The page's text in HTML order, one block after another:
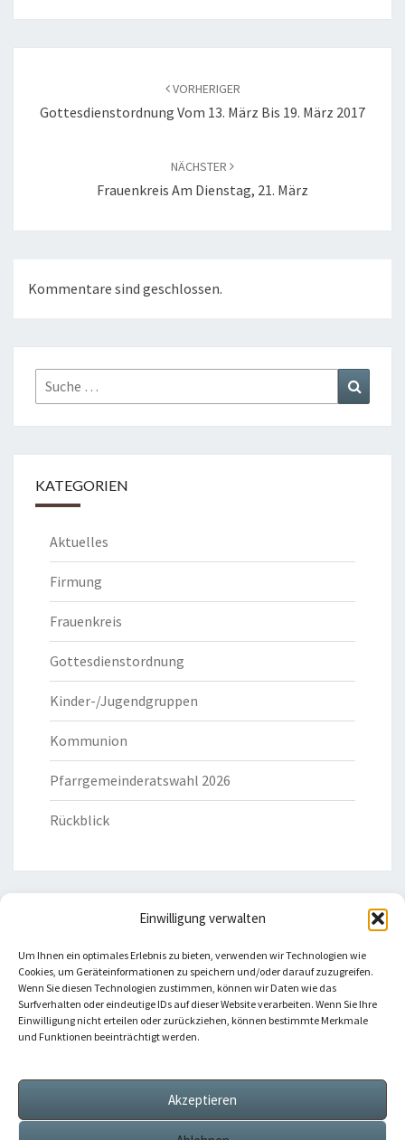
Einwilligung verwalten
Um Ihnen ein optimales Erlebnis zu bieten, verwenden wir Technologien wie
Cookies, um Geräteinformationen zu speichern und/oder darauf zuzugreifen.
Wenn Sie diesen Technologien zustimmen, können wir Daten wie das
Surfverhalten oder eindeutige IDs auf dieser Website verarbeiten. Wenn Sie Ihre
Einwilligung nicht erteilen oder zurückziehen, können bestimmte Merkmale
und Funktionen beeinträchtigt werden.
Akzeptieren
VORHERIGER
Gottesdienstordnung Vom 13. März Bis 19. März 2017
NÄCHSTER
Frauenkreis Am Dienstag, 21. März
Kommentare sind geschlossen.
Suche
nach:
KATEGORIEN
Aktuelles
Firmung
Frauenkreis
Gottesdienstordnung
Kinder-/Jugendgruppen
Kommunion
Pfarrgemeinderatswahl 2026
Rückblick
Bistum Eichstätt
Caritas Verband